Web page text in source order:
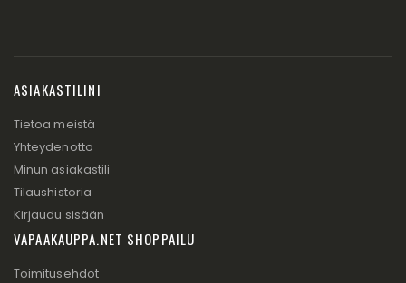
ASIAKASTILINI
Tietoa meistä
Yhteydenotto
Minun asiakastili
Tilaushistoria
Kirjaudu sisään
VAPAAKAUPPA.NET SHOPPAILU
Toimitusehdot